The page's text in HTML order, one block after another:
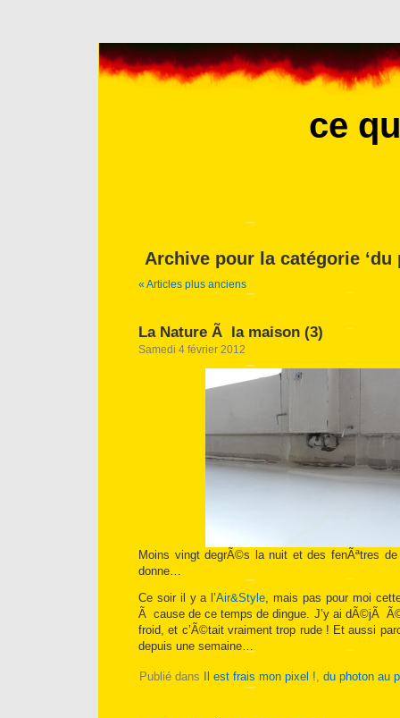
ce
Archive pour la catégorie ‘du
« Articles plus anciens
La Nature Ã la maison (3)
Samedi 4 février 2012
Moins vingt degrÃ©s la nuit et des fenÃªtres
donne…
Ce soir il y a l’Air&Style, mais pas pour moi
Ã cause de ce temps de dingue. J’y ai dÃ©jÃ
froid, et c’Ã©tait vraiment trop rude ! Et aussi
depuis une semaine…
Publié dans Il est frais mon pixel !, du photon au